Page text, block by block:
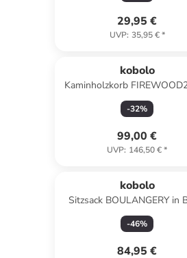
29,95 €
UVP: 35,95 €*
kobolo
Kaminholzkorb
Grau
-32%
99,00 €
UVP: 146,50 €*
kobolo
Sitzsack BOULANGERY in
-46%
84,95 €